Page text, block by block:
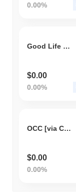
0.00%
Good Life Coin
$0.00
0.00%
OCC [via ChainPort.io]
$0.00
0.00%